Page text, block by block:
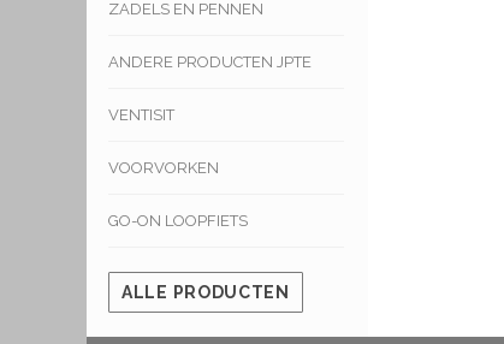
ZADELS EN PENNEN
ANDERE PRODUCTEN JPTE
VENTISIT
VOORVORKEN
GO-ON LOOPFIETS
ALLE PRODUCTEN